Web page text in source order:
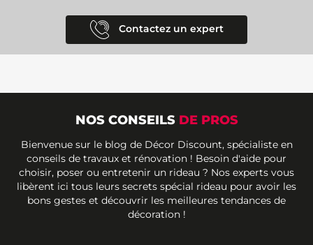
Contactez un expert
NOS CONSEILS DE PROS
Bienvenue sur le blog de Décor Discount, spécialiste en
conseils de travaux et rénovation ! Besoin d'aide pour
choisir, poser ou entretenir un rideau ? Nos experts vous
libèrent ici tous leurs secrets spécial rideau pour avoir les
bons gestes et découvrir les meilleures tendances de
décoration !